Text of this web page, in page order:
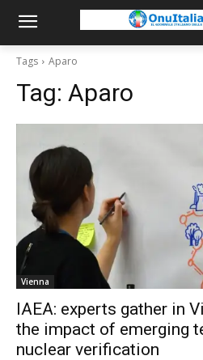
Tags Aparo
Tag: Aparo
Vienna
IAEA: experts gather in
the impact of emerging
nuclear verification